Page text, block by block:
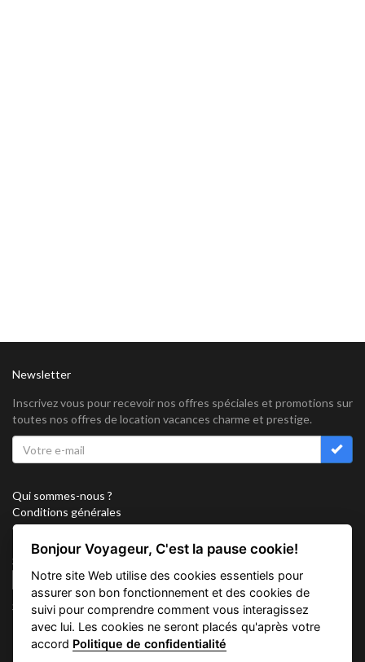
Newsletter
Inscrivez vous pour recevoir nos offres spéciales et promotions sur
toutes nos offres de location vacances charme et prestige.
Qui sommes-nous ?
Conditions générales
Confidentialité
Partenariat
Sitemap
Cookies
Suivez nous sur
Bonjour Voyageur, C'est la pause cookie!
Notre site Web utilise des cookies essentiels pour
assurer son bon fonctionnement et des cookies de
suivi pour comprendre comment vous interagissez
avec lui. Les cookies ne seront placés qu'après votre
accord Politique de confidentialité